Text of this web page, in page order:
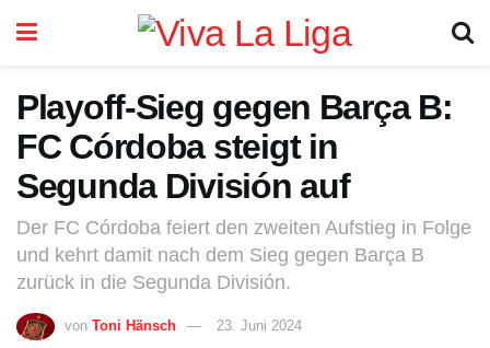
Playoff-Sieg gegen Barça B:
FC Córdoba steigt in
Segunda División auf
Der FC Córdoba feiert den zweiten Aufstieg in Folge
und kehrt damit nach dem Sieg gegen Barça B
zurück in die Segunda División.
von Toni Hänsch 23. Juni 2024